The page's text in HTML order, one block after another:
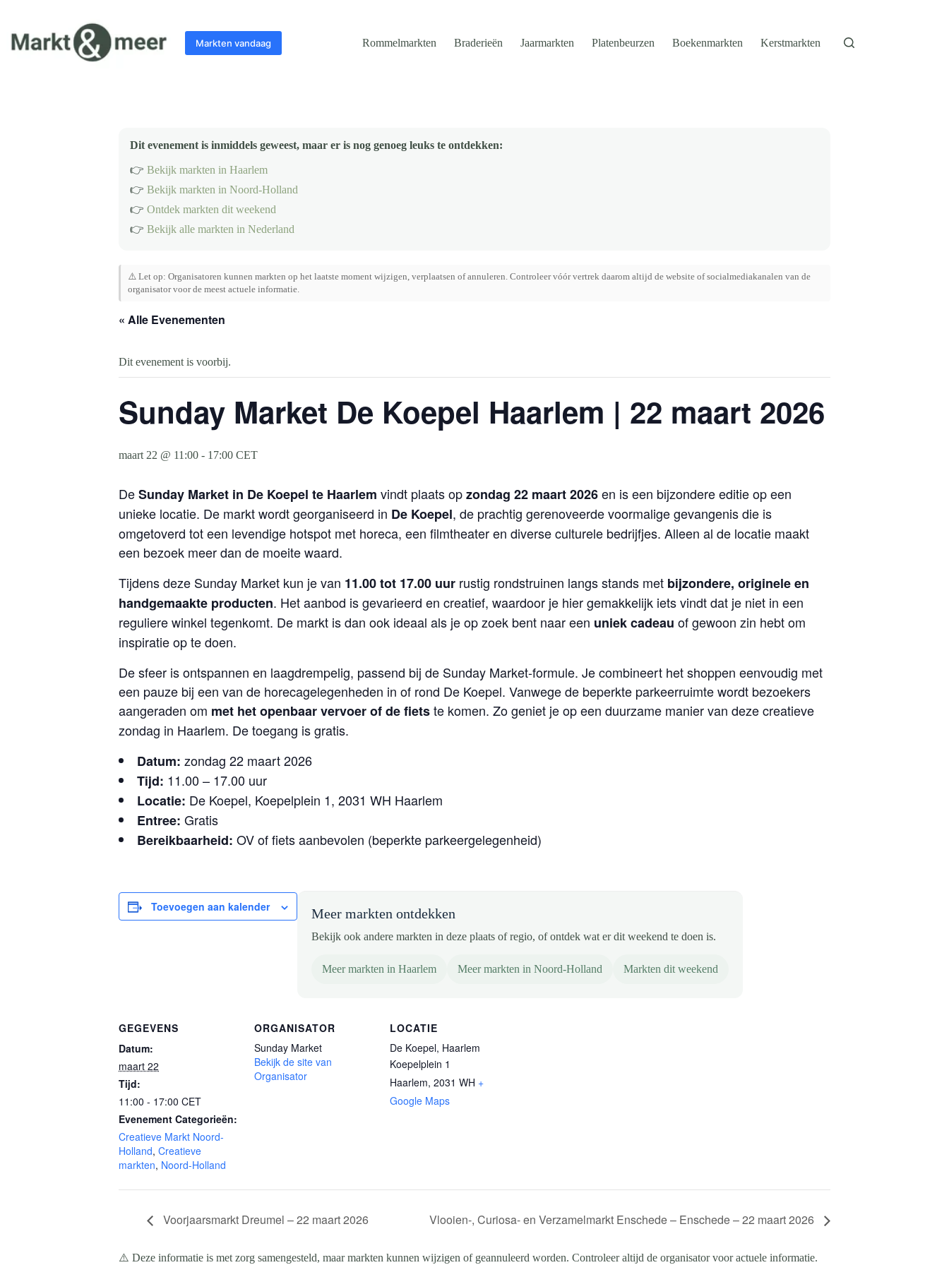
inhoud
Markten vandaag Rommelmarkten Braderieën Jaarmarkten Platenbeurzen Boekenmarkten Kerstmarkten
Dit evenement is inmiddels geweest, maar er is nog genoeg leuks te ontdekken:
👉 Bekijk markten in Haarlem
👉 Bekijk markten in Noord-Holland
👉 Ontdek markten dit weekend
👉 Bekijk alle markten in Nederland
⚠️ Let op: Organisatoren kunnen markten op het laatste moment wijzigen, verplaatsen of annuleren. Controleer vóór vertrek daarom altijd de website of socialmediakanalen van de
organisator voor de meest actuele informatie.
« Alle Evenementen
Dit evenement is voorbij.
Sunday Market De Koepel Haarlem | 22 maart 2026
maart 22 @ 11:00 - 17:00 CET
DeSunday Market in De Koepel te Haarlem vindt plaats opzondag 22 maart 2026en is een bijzondere editie op een
unieke locatie. De markt wordt georganiseerd in De Koepel, de prachtig gerenoveerde voormalige gevangenis die is
omgetoverd tot een levendige hotspot met horeca, een filmtheater en diverse culturele bedrijfjes. Alleen al de locatie maakt
een bezoek meer dan de moeite waard.
Tijdens deze Sunday Market kun je van 11.00 tot 17.00 uur rustig rondstruinen langs stands met bijzondere, originele en
handgemaakte producten. Het aanbod is gevarieerd en creatief, waardoor je hier gemakkelijk iets vindt dat je niet in een
reguliere winkel tegenkomt. De markt is dan ook ideaal als je op zoek bent naar een uniek cadeau of gewoon zin hebt om
inspiratie op te doen.
De sfeer is ontspannen en laagdrempelig, passend bij de Sunday Market-formule. Je combineert het shoppen eenvoudig met
een pauze bij een van de horecagelegenheden in of rond De Koepel. Vanwege de beperkte parkeerruimte wordt bezoekers
aangeraden om met het openbaar vervoer of de fietste komen. Zo geniet je op een duurzame manier van deze creatieve
zondag in Haarlem. De toegang is gratis.
Datum: zondag 22 maart 2026
Tijd: 11.00 – 17.00 uur
Locatie: De Koepel, Koepelplein 1, 2031 WH Haarlem
Entree: Gratis
Bereikbaarheid: OV of fiets aanbevolen (beperkte parkeergelegenheid)
Toevoegen aan kalender Meer markten ontdekken
Bekijk ook andere markten in deze plaats of regio, of ontdek wat er dit weekend te doen is.
Meer markten in Haarlem Meer markten in Noord-Holland Markten dit weekend
GEGEVENS
Datum:
maart 22
Tijd:
11:00 - 17:00 CET
Evenement Categorieën:
Creatieve Markt Noord-
Holland, Creatieve
markten, Noord-Holland
ORGANISATOR
Sunday Market
Bekijk de site van
Organisator
LOCATIE
De Koepel, Haarlem
Koepelplein 1
Haarlem, 2031 WH +
Google Maps
Voorjaarsmarkt Dreumel – 22 maart 2026 Vlooien-, Curiosa- en Verzamelmarkt Enschede – Enschede – 22 maart 2026
⚠️ Deze informatie is met zorg samengesteld, maar markten kunnen wijzigen of geannuleerd worden. Controleer altijd de organisator voor actuele informatie.